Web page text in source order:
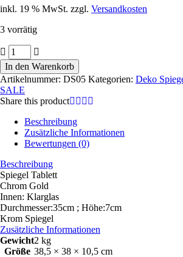
war:
ist:
inkl. 19 % MwSt. zzgl. Versandkosten
3 vorrätig
Design
Spiegel
Tablett
-
DS05
Menge
In den Warenkorb
Artikelnummer: DS05 Kategorien: Deko
SALE
Share this product
Beschreibung
Zusätzliche Informationen
Bewertungen (0)
Beschreibung
Spiegel Tablett
Chrom Gold
Innen: Klarglas
Durchmesser:35cm ; Höhe:7cm
Krom Spiegel
Zusätzliche Informationen
Gewicht2 kg
Größe 38,5 × 38 × 10,5 cm